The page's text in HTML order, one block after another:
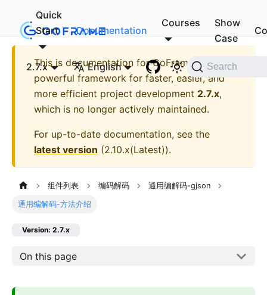
Quick
Start
Documentation
Courses
Show
Case
2.7.x English Search
This is documentation forGoFrame - A
powerful framework for faster, easier, and
more efficient project development 2.7.x,
which is no longer actively maintained.
For up-to-date documentation, see the
latest version (2.10.x(Latest)).
组件列表 编码解码 通用编解码-gjson
通用编解码-方法介绍
Version: 2.7.x
On this page